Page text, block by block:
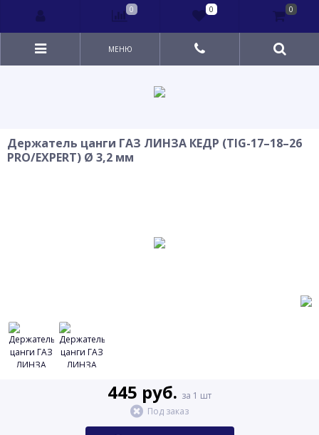
МЕНЮ
Держатель цанги ГАЗ ЛИНЗА КЕДР (TIG-17–18–26
PRO/EXPERT) Ø 3,2 мм
445 руб. за 1 шт
Под заказ
0 0 0